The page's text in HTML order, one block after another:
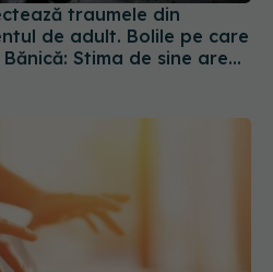
de adult. Bolile pe care
Stima de sine are
la inutilitate, rușine,